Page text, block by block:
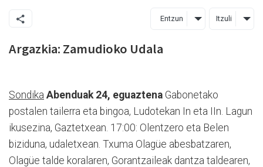
Entzun Itzuli
Argazkia: Zamudioko Udala
Sondika Abenduak 24, eguaztena Gabonetako
postalen tailerra eta bingoa, Ludotekan In eta IIn. Lagun
ikusezina, Gaztetxean. 17:00: Olentzero eta Belen
biziduna, udaletxean. Txuma Olagüe abesbatzaren,
Olagüe talde koralaren, Gorantzaileak dantza taldearen,